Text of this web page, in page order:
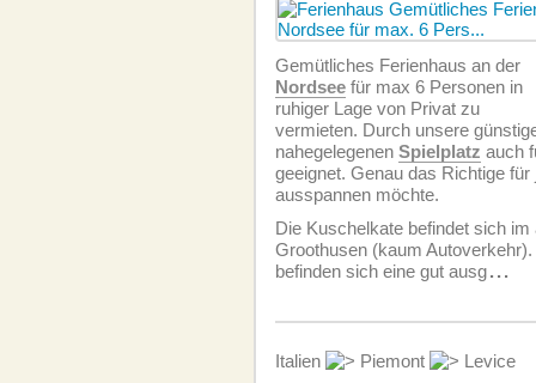
Gemütliches Ferienhaus an der
Nordsee für max 6 Personen in
ruhiger Lage von Privat zu
vermieten. Durch unsere
nahegelegenen Spielplatz auch
geeignet. Genau das Richtige für
ausspannen möchte.
Die Kuschelkate befindet sich
Groothusen (kaum
befinden sich eine gut ausg...
Italien Piemont Levice